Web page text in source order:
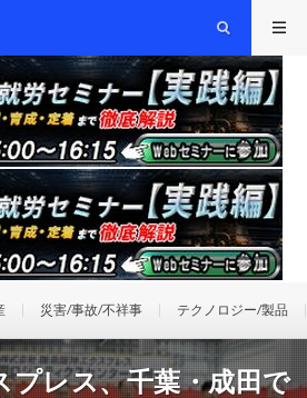
災害/事故/不祥事 テクノロジー/製品
プレス、千葉・成田で